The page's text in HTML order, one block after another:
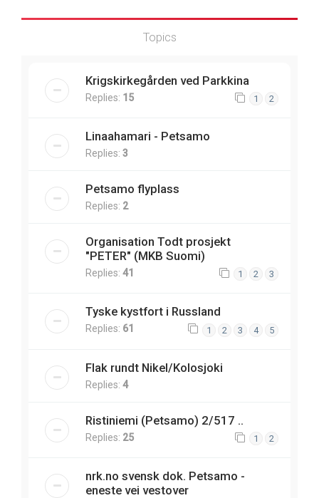
Topics
Krigskirkegården ved Parkkina
Replies: 15 1 2
Linaahamari - Petsamo
Replies: 3
Petsamo flyplass
Replies: 2
Organisation Todt prosjekt
"PETER" (MKB Suomi)
Replies: 41 1 2 3
Tyske kystfort i Russland
Replies: 61 1 2 3 4 5
Flak rundt Nikel/Kolosjoki
Replies: 4
Ristiniemi (Petsamo) 2/517 ..
Replies: 25 1 2
nrk.no svensk dok. Petsamo -
eneste vei vestover